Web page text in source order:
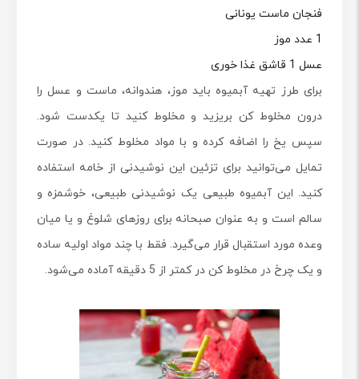
فنجان ماست یونانی
1 عدد موز
عسل 1 قاشق غذا خوری
برای طرز تهیه آبمیوه باید موز، هندوانه، ماست و عسل را
درون مخلوط کن بریزید و مخلوط کنید تا یکدست شود.
سپس یخ را اضافه کرده و با مواد مخلوط کنید. در صورت
تمایل می‌توانید برای تزئین این نوشیدنی از خامه استفاده
کنید. این آبمیوه طبیعی یک نوشیدنی طبیعی، خوشمزه و
سالم است و به عنوان صبحانه برای روزهای شلوغ و یا میان
وعده مورد استقبال قرار می‌گیرد. فقط با چند مواد اولیه ساده
و یک چرخ در مخلوط کن در کمتر از 5 دقیقه آماده می‌شود.